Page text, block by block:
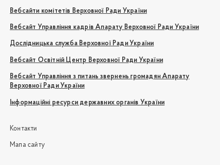
Вебсайти комітетів Верховної Ради України
Вебсайт Управління кадрів Апарату Верховної Ради України
Дослідницька служба Верховної Ради України
Вебсайт Освітній Центр Верховної Ради України
Вебсайт Управління з питань звернень громадян Апарату
Верховної Ради України
Інформаційні ресурси державних органів України
Контакти
Мапа сайту